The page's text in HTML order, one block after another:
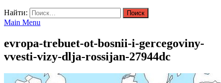
Найти:
Main Menu
evropa-trebuet-ot-bosnii-i-gercegoviny-
vvesti-vizy-dlja-rossijan-27944dc